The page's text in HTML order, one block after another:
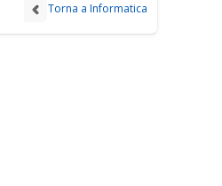
Torna a Informatica